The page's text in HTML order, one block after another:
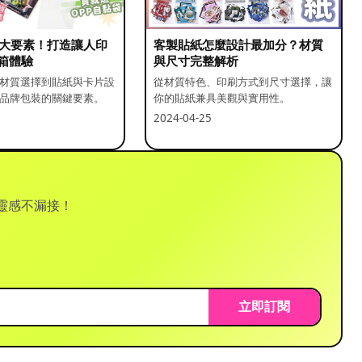
要素！打造讓人印
體驗
質選擇到貼紙與卡片設
牌包裝的關鍵要素。
客製貼紙怎麼設計最加分？材質
與尺寸完整解析
從材質特色、印刷方式到尺寸選擇，讓
你的貼紙兼具美觀與實用性。
2024-04-25
不漏接！
立即訂閱